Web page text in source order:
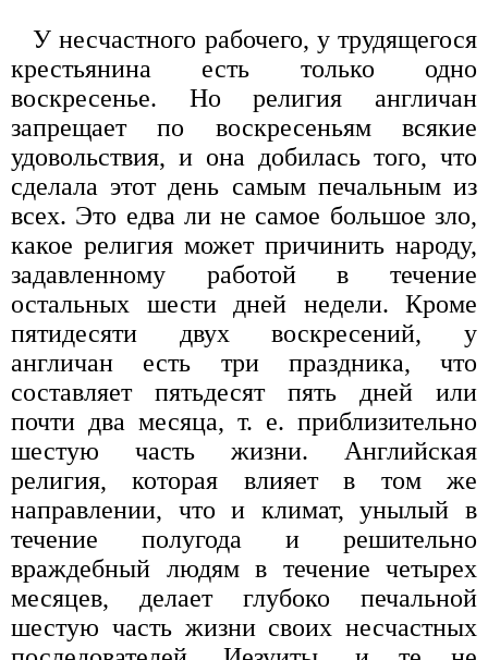
У несчастного рабочего, у трудящегося
крестьянина есть только одно
воскресенье. Но религия англичан
запрещает по воскресеньям всякие
удовольствия, и она добилась того, что
сделала этот день самым печальным из
всех. Это едва ли не самое большое зло,
какое религия может причинить народу,
задавленному работой в течение
остальных шести дней недели. Кроме
пятидесяти двух воскресений, у
англичан есть три праздника, что
составляет пятьдесят пять дней или
почти два месяца, т. е. приблизительно
шестую часть жизни. Английская
религия, которая влияет в том же
направлении, что и климат, унылый в
течение полугода и решительно
враждебный людям в течение четырех
месяцев, делает глубоко печальной
шестую часть жизни своих несчастных